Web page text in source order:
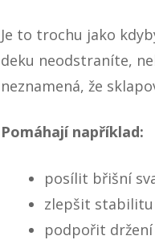
Je to trochu jako
deku neodstraníte,
neznamená, že
Pomáhají například:
posílit břišní
zlepšit
podpořit